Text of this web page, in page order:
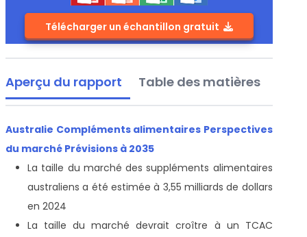
Télécharger un échantillon gratuit
Aperçu du rapport Table des matières
Australie Compléments alimentaires Perspectives
du marché Prévisions à 2035
La taille du marché des suppléments alimentaires
australiens a été estimée à 3,55 milliards de dollars
en 2024
La taille du marché devrait croître à un TCAC